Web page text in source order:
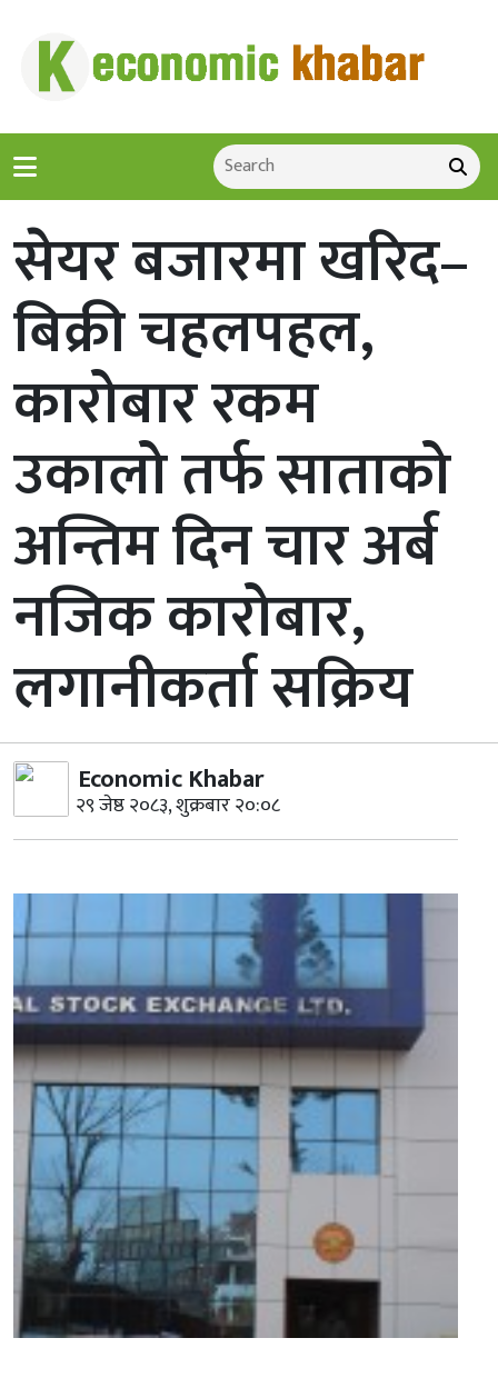
सेयर बजारमा खरिद–
बिक्री चहलपहल,
कारोबार रकम
उकालो तर्फ साताको
अन्तिम दिन चार अर्ब
नजिक कारोबार,
लगानीकर्ता सक्रिय
Economic Khabar
२९ जेष्ठ २०८३, शुक्रबार २०:०८